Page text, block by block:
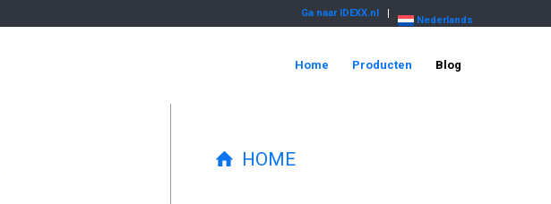
Ga naar IDEXX.nl
Nederlands
Home Producten Blog
HOME